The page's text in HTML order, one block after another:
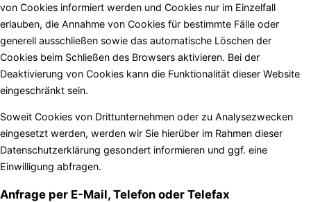
von Cookies informiert werden und Cookies nur im Einzelfall
erlauben, die Annahme von Cookies für bestimmte Fälle oder
generell ausschließen sowie das automatische Löschen der
Cookies beim Schließen des Browsers aktivieren. Bei der
Deaktivierung von Cookies kann die Funktionalität dieser Website
eingeschränkt sein.
Soweit Cookies von Drittunternehmen oder zu Analysezwecken
eingesetzt werden, werden wir Sie hierüber im Rahmen dieser
Datenschutzerklärung gesondert informieren und ggf. eine
Einwilligung abfragen.
Anfrage per E-Mail, Telefon oder Telefax